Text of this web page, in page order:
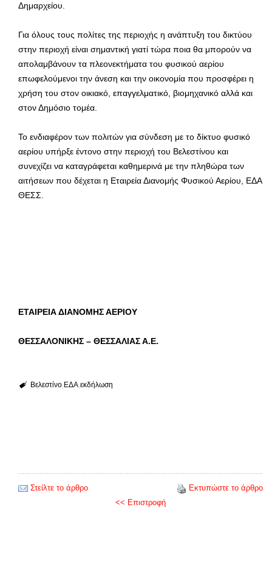
Δημαρχείου.
Για όλους τους πολίτες της περιοχής η ανάπτυξη του δικτύου
στην περιοχή είναι σημαντική γιατί τώρα ποια θα μπορούν να
απολαμβάνουν τα πλεονεκτήματα του φυσικού αερίου
επωφελούμενοι την άνεση και την οικονομία που προσφέρει η
χρήση του στον οικιακό, επαγγελματικό, βιομηχανικό αλλά και
στον Δημόσιο τομέα.
Το ενδιαφέρον των πολιτών για σύνδεση με το δίκτυο φυσικό
αερίου υπήρξε έντονο στην περιοχή του Βελεστίνου και
συνεχίζει να καταγράφεται καθημερινά με την πληθώρα των
αιτήσεων που δέχεται η Εταιρεία Διανομής Φυσικού Αερίου, ΕΔΑ
ΘΕΣΣ.
ΕΤΑΙΡΕΙΑ ΔΙΑΝΟΜΗΣ ΑΕΡΙΟΥ
ΘΕΣΣΑΛΟΝΙΚΗΣ – ΘΕΣΣΑΛΙΑΣ Α.Ε.
Βελεστίνο ΕΔΑ εκδήλωση
Στείλτε το άρθρο
Εκτυπώστε το άρθρο
<< Επιστροφή